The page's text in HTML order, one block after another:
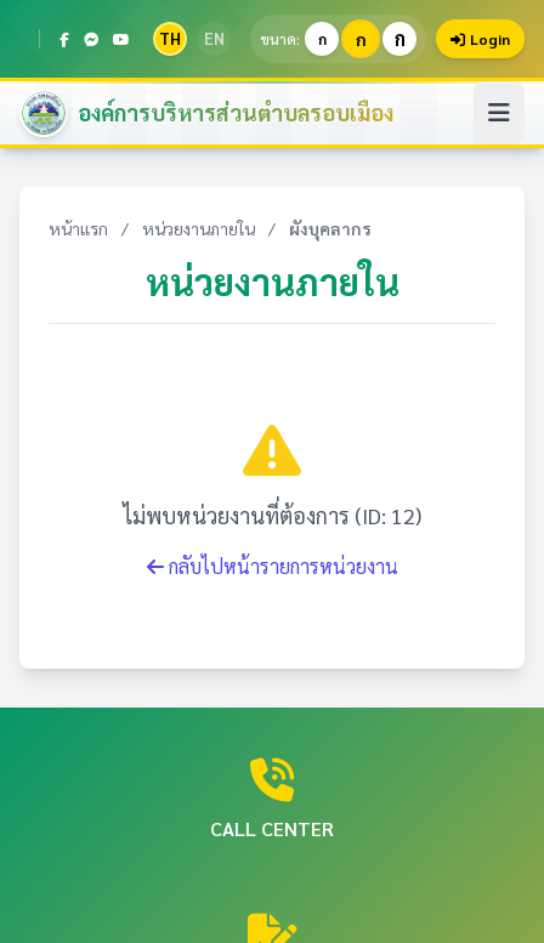
TH EN ขนาด: ก ก ก Login
องค์การบริหารส่วนตำบลรอบเมือง
หน้าแรก / หน่วยงานภายใน / ผังบุคลากร
หน่วยงานภายใน
ไม่พบหน่วยงานที่ต้องการ (ID: 12)
กลับไปหน้ารายการหน่วยงาน
CALL CENTER